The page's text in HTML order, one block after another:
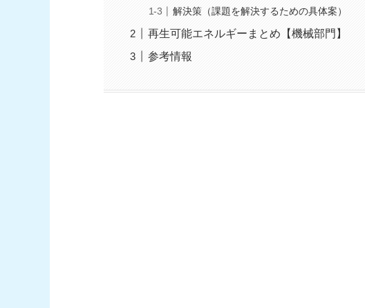
解決策（課題を解決するための具体案）
再生可能エネルギーまとめ【機械部門】
参考情報